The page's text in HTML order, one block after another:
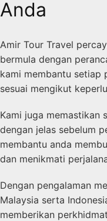
Anda
Amir Tour Travel
bermula dengan
kami membantu setiap
sesuai mengikut
Kami juga memastikan
dengan jelas sebelum
membantu anda
dan menikmati
Dengan pengalaman
Malaysia serta
memberikan